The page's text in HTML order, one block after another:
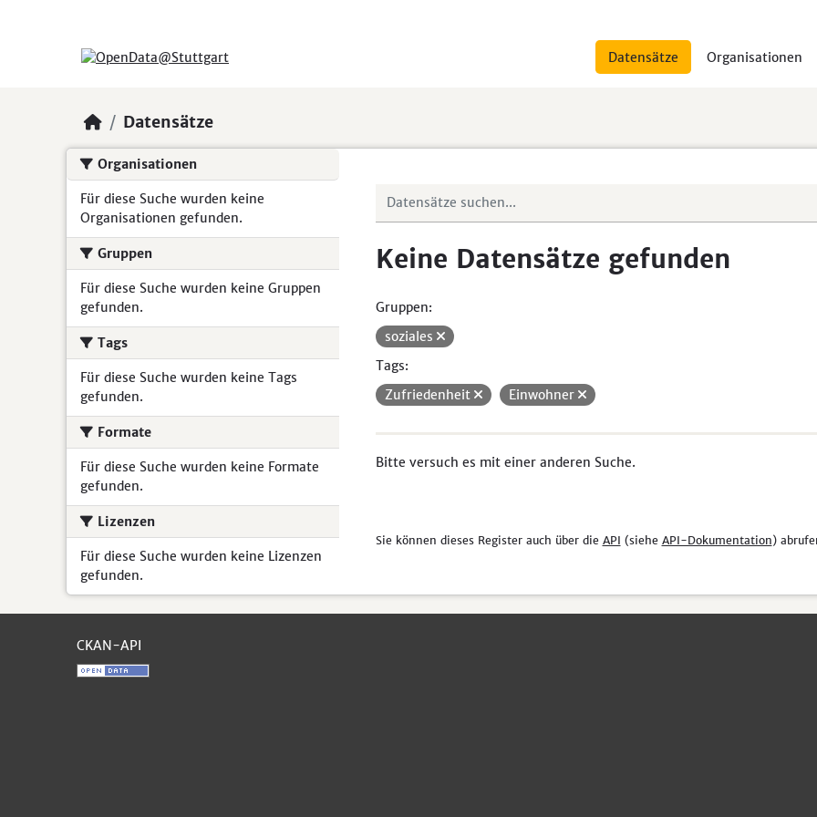
Datensätze Organisationen
Datensätze
Organisationen
Für diese Suche wurden keine
Organisationen gefunden.
Gruppen
Für diese Suche wurden keine Gruppen
gefunden.
Tags
Für diese Suche wurden keine Tags
gefunden.
Formate
Für diese Suche wurden keine Formate
gefunden.
Lizenzen
Für diese Suche wurden keine Lizenzen
gefunden.
Keine Datensätze gefunden
Gruppen:
soziales
Tags:
Zufriedenheit
Einwohner
Bitte versuch es mit einer anderen Suche.
Sie können dieses Register auch über die API (siehe API-Dokumentation)
CKAN-API